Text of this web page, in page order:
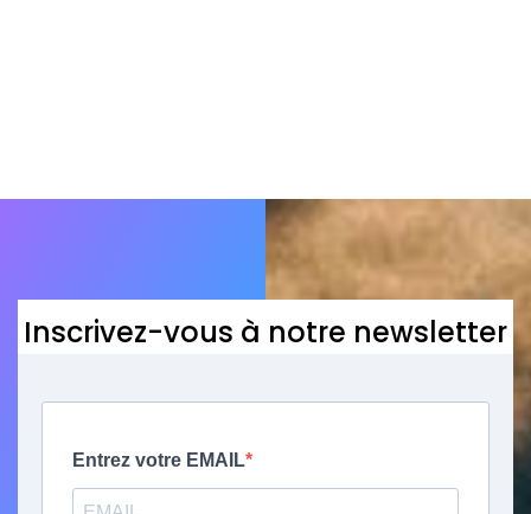
Inscrivez-vous à notre newsletter